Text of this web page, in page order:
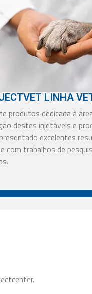
LINHA
produtos dedicada à
destes injetáveis e
excelentes
e com trabalhos de